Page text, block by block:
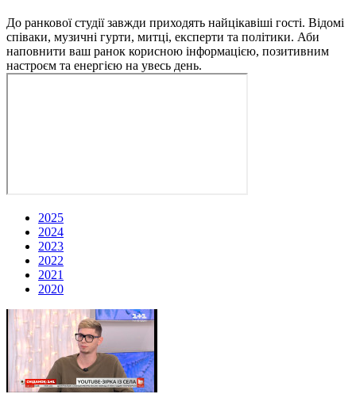
До ранкової студії завжди приходять найцікавіші гості. Відомі
співаки, музичні гурти, митці, експерти та політики. Аби
наповнити ваш ранок корисною інформацією, позитивним
настроєм та енергією на увесь день.
2025
2024
2023
2022
2021
2020